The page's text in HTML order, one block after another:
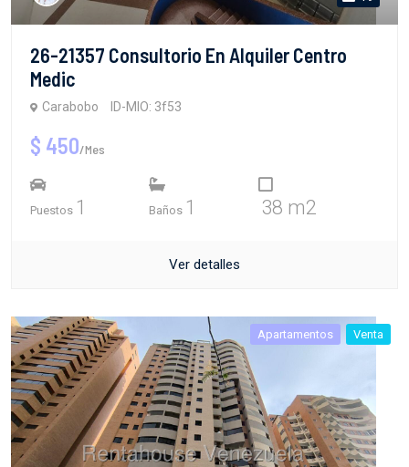
26-21357 Consultorio En Alquiler Centro
Medic
Carabobo ID-MIO: 3f53
$ 450/Mes
Puestos 1 Baños 1 38 m2
Ver detalles
Apartamentos Venta